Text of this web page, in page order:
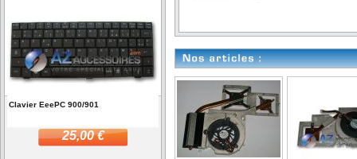
Clavier EeePC 900/901
25,00 €